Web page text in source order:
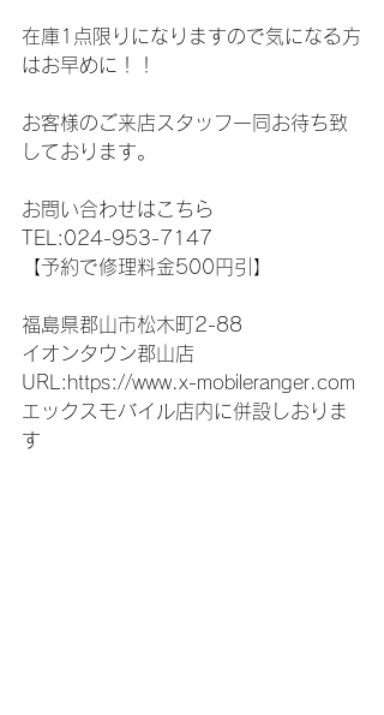
在庫1点限りになりますので気になる方
はお早めに！！
お客様のご来店スタッフ一同お待ち致
しております。
お問い合わせはこちら
TEL:024-953-7147
【予約で修理料金500円引】
福島県郡山市松木町2-88
イオンタウン郡山店
URL:https://www.x-mobileranger.com
エックスモバイル店内に併設しおりま
す